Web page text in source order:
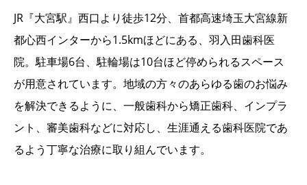
JR『大宮駅』西口より徒歩12分、首都高速埼玉大宮線新
都心西インターから1.5kmほどにある、羽入田歯科医
院。駐車場6台、駐輪場は10台ほど停められるスペース
が用意されています。地域の方々のあらゆる歯のお悩み
を解決できるように、一般歯科から矯正歯科、インプラ
ント、審美歯科などに対応し、生涯通える歯科医院であ
るよう丁寧な治療に取り組んでいます。